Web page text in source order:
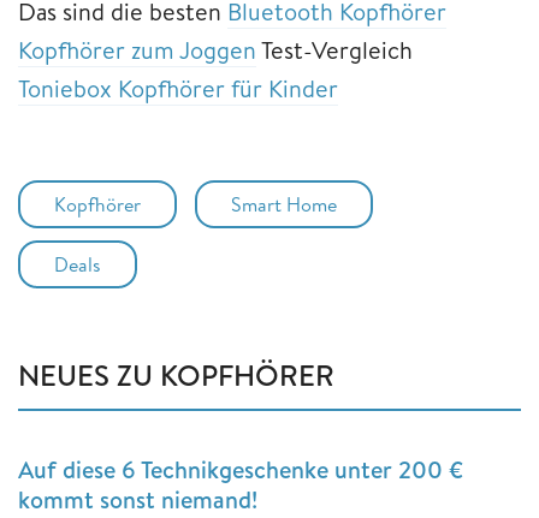
Das sind die besten Bluetooth Kopfhörer
Kopfhörer zum JoggenTest-Vergleich
Toniebox Kopfhörer für Kinder
Kopfhörer Smart Home
Deals
NEUES ZU KOPFHÖRER
Auf diese 6 Technikgeschenke unter 200 €
kommt sonst niemand!